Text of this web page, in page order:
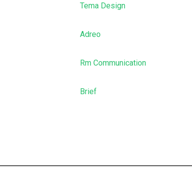
Tema Design
Adreo
Rm Communication
Brief